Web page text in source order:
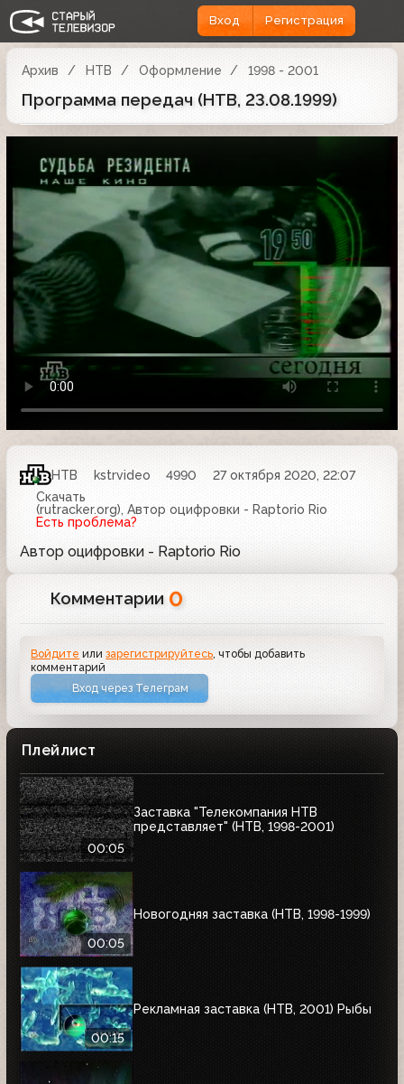
Вход Регистрация
Архив НТВ Оформление 1998 - 2001
Программа передач (НТВ, 23.08.1999)
НТВ kstrvideo 4990
27 октября 2020, 22:07
Скачать
(rutracker.org), Автор оцифровки - Raptorio Rio
Есть проблема?
Автор оцифровки - Raptorio Rio
Комментарии 0
Войдите илизарегистрируйтесь, чтобы добавить
комментарий
Вход через Телеграм
Плейлист
00:05
Заставка "Телекомпания НТВ
представляет" (НТВ, 1998-2001)
00:05
Новогодняя заставка (НТВ, 1998-1999)
00:15
Рекламная заставка (НТВ, 2001) Рыбы